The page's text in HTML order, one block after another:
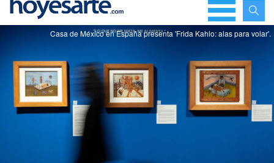
Casa de México en España presenta 'Frida Kahlo: alas para volar'.